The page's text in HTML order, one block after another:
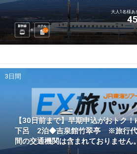
新幹線
ホテル
2泊
大人1名様あ
3日間
【30日前まで】早期申込がおトク
下呂 2泊◆吉泉館竹翠亭 ※旅行代
間の交通機関は含まれておりません。